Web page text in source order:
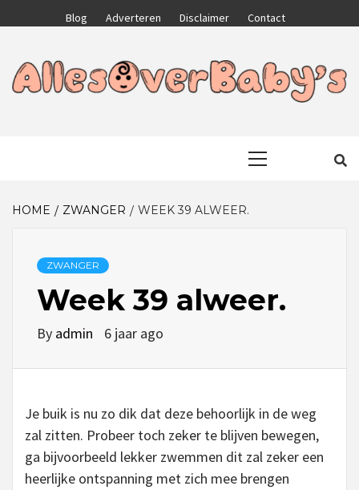
to
Blog Adverteren Disclaimer Contact
HOME ZWANGER WEEK 39 ALWEER.
ZWANGER
Week 39 alweer.
By admin 6 jaar ago
Je buik is nu zo dik dat deze behoorlijk in de weg
zal zitten. Probeer toch zeker te blijven bewegen,
ga bijvoorbeeld lekker zwemmen dit zal zeker een
heerlijke ontspanning met zich mee brengen